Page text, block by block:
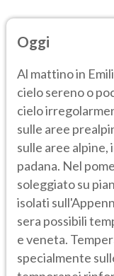
Oggi
Al mattino in
cielo sereno o
cielo
sulle aree
sulle aree alpine,
padana. Nel
soleggiato su
isolati
sera possibili
e veneta.
specialmente